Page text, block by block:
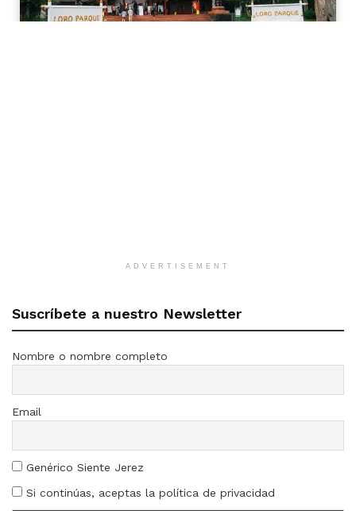
ADVERTISEMENT
Suscríbete a nuestro Newsletter
Nombre o nombre completo
Email
Genérico Siente Jerez
Si continúas, aceptas la política de privacidad